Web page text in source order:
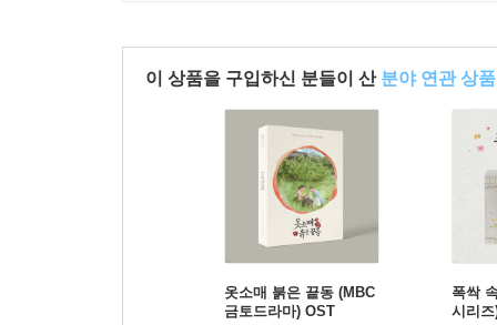
이 상품을 구입하신 분들이 산 분야 연관 상품
옷소매 붉은 끝동 (MBC
금토드라마) OST
폭싹
시리